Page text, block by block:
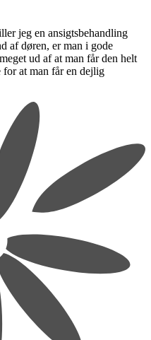
jeg en ansigtsbehandling
af døren, er man i gode
ud af at man får den helt
at man får en dejlig